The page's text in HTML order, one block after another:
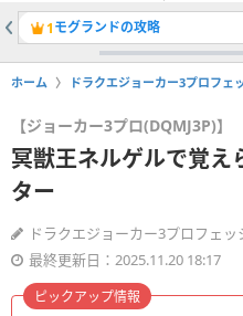
1モグランドの攻略
ホーム ドラクエジョーカー3プロフ
【ジョーカー3プロ(DQMJ3P)】
冥獣王ネルゲルで覚え
ター
ドラクエジョーカー3プロフェ
最終更新日：2025.11.20 18:17
ピックアップ情報